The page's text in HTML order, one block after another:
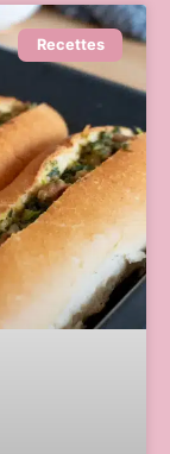
Recettes